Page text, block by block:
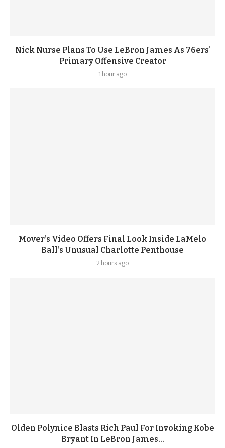
Nick Nurse Plans To Use LeBron James As 76ers’
Primary Offensive Creator
1 hour ago
Mover’s Video Offers Final Look Inside LaMelo
Ball’s Unusual Charlotte Penthouse
2 hours ago
Olden Polynice Blasts Rich Paul For Invoking Kobe
Bryant In LeBron James...